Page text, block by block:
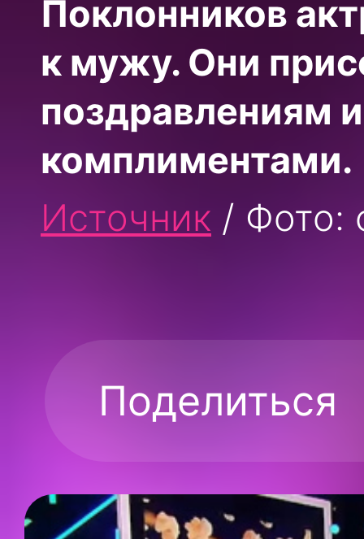
Поклонников
к мужу. Они
поздравлениям
комплиментами.
Источник / Фото:
Поделиться